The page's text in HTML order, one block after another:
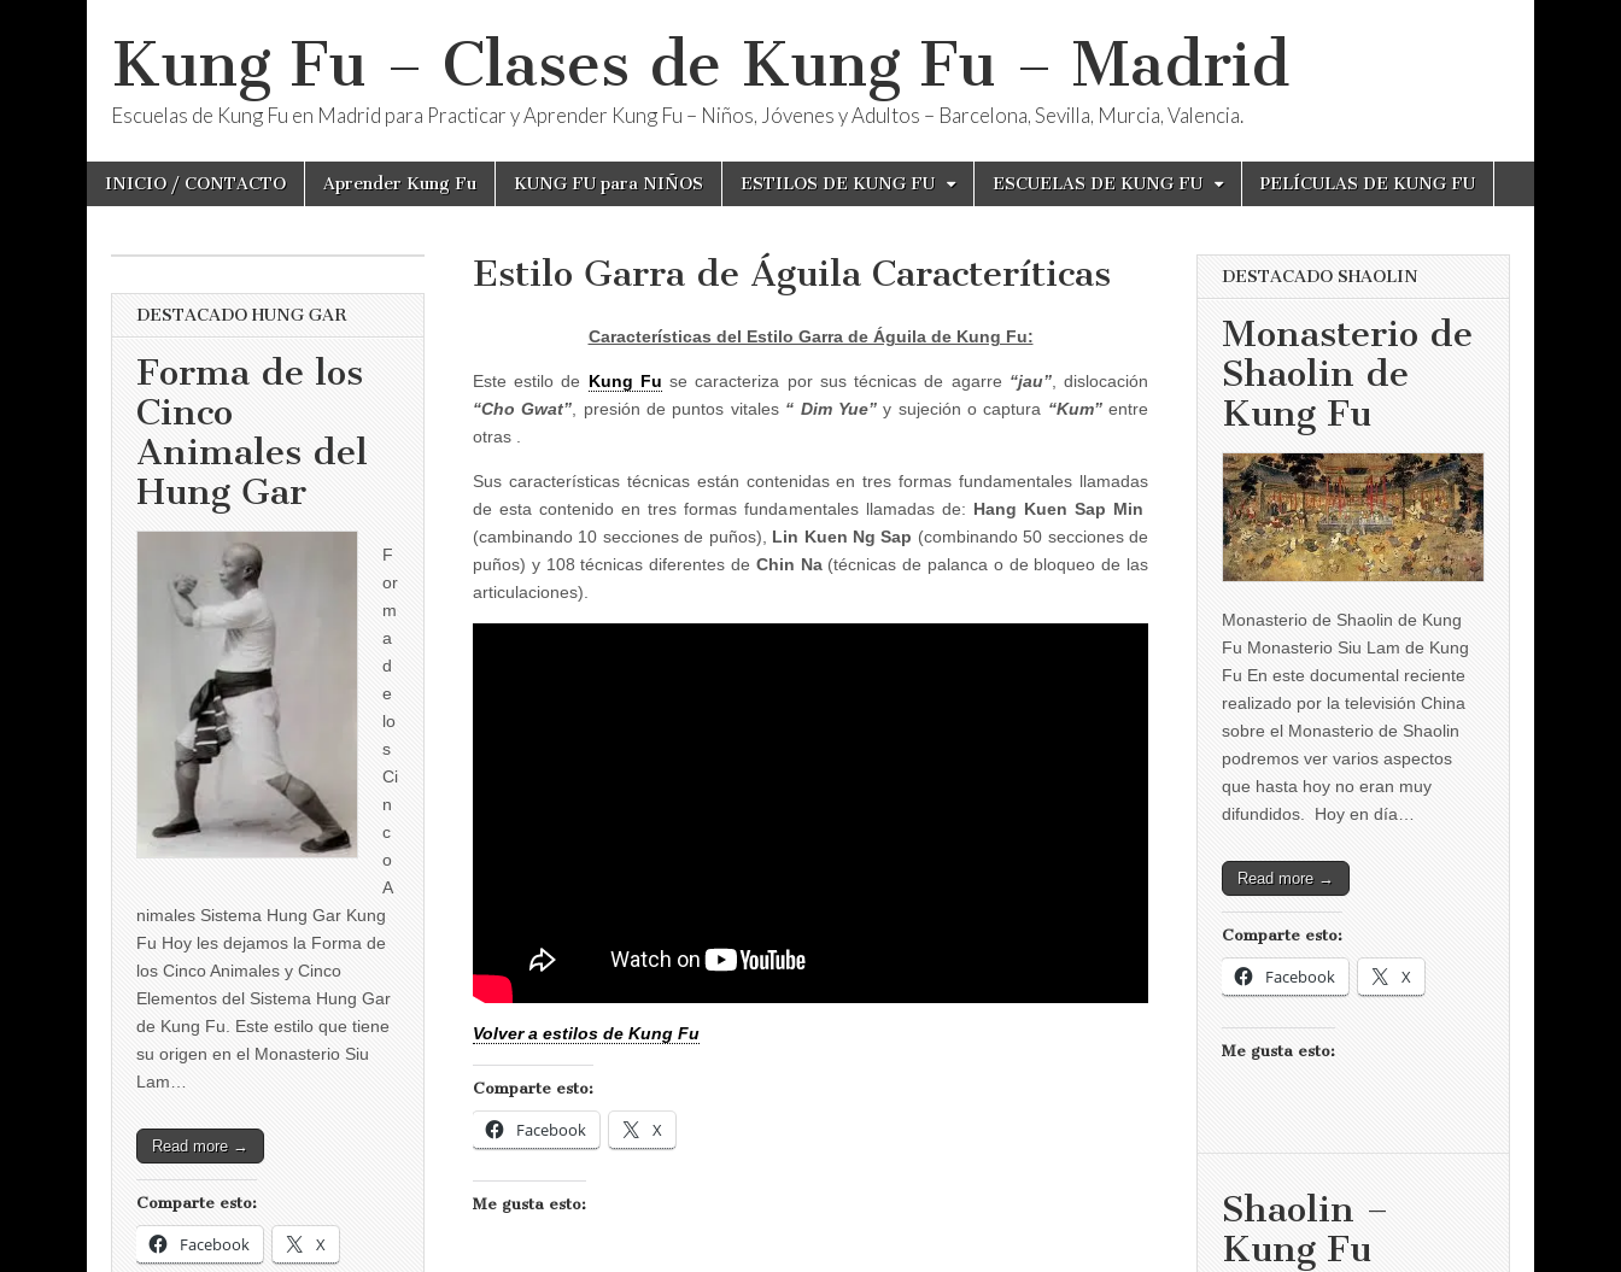
Kung Fu – Clases de Kung Fu – Madrid
Escuelas de Kung Fu en Madrid para Practicar y Aprender Kung Fu – Niños, Jóvenes y Adultos – Barcelona, Sevilla, Murcia, Valencia.
Main
menu
Skip
INICIO / CONTACTO Aprender Kung Fu KUNG FU para NIÑOS ESTILOS DE KUNG FU ESCUELAS DE KUNG FU PELÍCULAS DE KUNG FU
Estilo Garra de Águila Caracteríticas
Características del Estilo Garra de Águila de Kung Fu:
Este estilo de Kung Fu se caracteriza por sus técnicas de agarre “jau”, dislocación
“Cho Gwat” , presión de puntos vitales “ Dim Yue”y sujeción o captura “Kum” entre
otras .
Sus características técnicas están contenidas en tres formas fundamentales llamadas
de esta contenido en tres formas fundamentales llamadas de: Hang Kuen Sap Min
(cambinando 10 secciones de puños), Lin Kuen Ng Sap (combinando 50 secciones de
puños) y 108 técnicas diferentes de Chin Na(técnicas de palanca o de bloqueo de las
articulaciones).
Volver a estilos de Kung Fu
Comparte esto:
Facebook X
Me gusta esto:
DESTACADO HUNG GAR
Forma de los
Cinco
Animales del
Hung Gar
F
or
m
a
d
e
lo
s
Ci
n
c
o
A
nimales Sistema Hung Gar Kung
Fu Hoy les dejamos la Forma de
los Cinco Animales y Cinco
Elementos del Sistema Hung Gar
de Kung Fu. Este estilo que tiene
su origen en el Monasterio Siu
Lam…
Read more →
Comparte esto:
Facebook X
DESTACADO SHAOLIN
Monasterio de
Shaolin de
Kung Fu
Monasterio de Shaolin de Kung
Fu Monasterio Siu Lam de Kung
Fu En este documental reciente
realizado por la televisión China
sobre el Monasterio de Shaolin
podremos ver varios aspectos
que hasta hoy no eran muy
difundidos. Hoy en día…
Read more →
Comparte esto:
Facebook X
Me gusta esto:
Shaolin –
Kung Fu